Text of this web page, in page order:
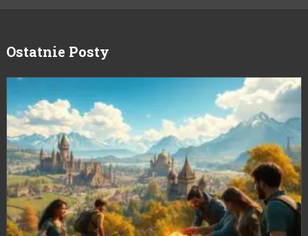
Ostatnie Posty